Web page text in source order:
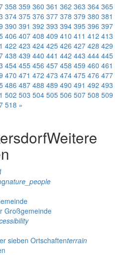
358 359 360 361 362 363 364 365
374 375 376 377 378 379 380 381
390 391 392 393 394 395 396 397
406 407 408 409 410 411 412 413
422 423 424 425 426 427 428 429
438 439 440 441 442 443 444 445
454 455 456 457 458 459 460 461
470 471 472 473 474 475 476 477
486 487 488 489 490 491 492 493
502 503 504 505 506 507 508 509
518 »
Weitere
nature_people
Großgemeinde
sieben Ortschaftenterrain